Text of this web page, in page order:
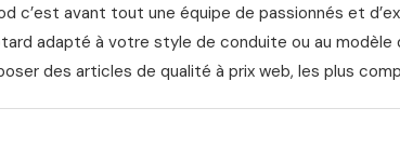
c’est avant tout une équipe de passionnés et
adapté à votre style de conduite ou au
des articles de qualité à prix web, les plus